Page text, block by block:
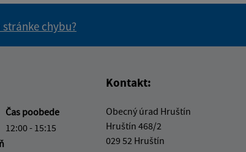
stránke chybu?
Čas poobede
12:00 - 15:15
Kontakt:
Obecný úrad Hruštín
Hruštín 468/2
029 52 Hruštín